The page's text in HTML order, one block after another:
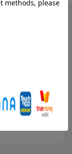
タクあるある満載